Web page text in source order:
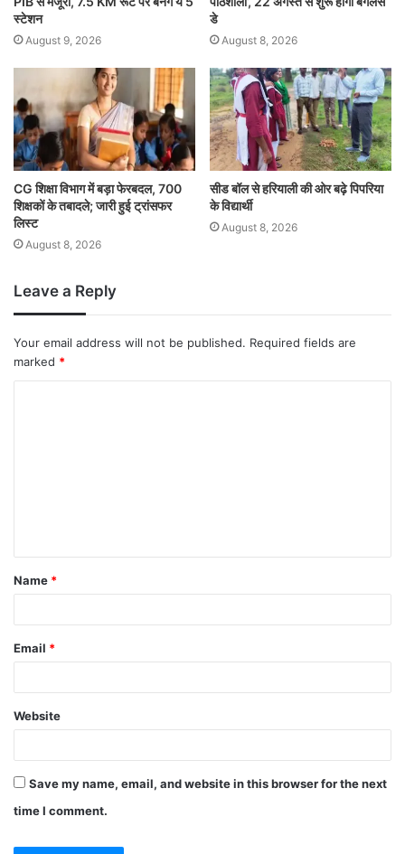
स्टेशन
August 9, 2026
डे
August 8, 2026
CG शिक्षा विभाग में बड़ा फेरबदल, 700
शिक्षकों के तबादले; जारी हुई ट्रांसफर
लिस्ट
August 8, 2026
सीड बॉल से हरियाली की ओर बढ़े पिपरिया
के विद्यार्थी
August 8, 2026
Leave a Reply
Your email address will not be published. Required fields are
marked *
Name *
Email *
Website
Save my name, email, and website in this browser for the next
time I comment.